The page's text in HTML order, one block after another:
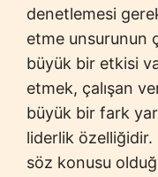
denetlemesi
etme unsurunun
büyük bir etkisi
etmek, çalışan
büyük bir fark
liderlik
söz konusu